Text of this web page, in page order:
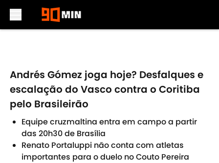
Andrés Gómez joga hoje? Desfalques e
escalação do Vasco contra o Coritiba
pelo Brasileirão
Equipe cruzmaltina entra em campo a partir
das 20h30 de Brasília
Renato Portaluppi não conta com atletas
importantes para o duelo no Couto Pereira